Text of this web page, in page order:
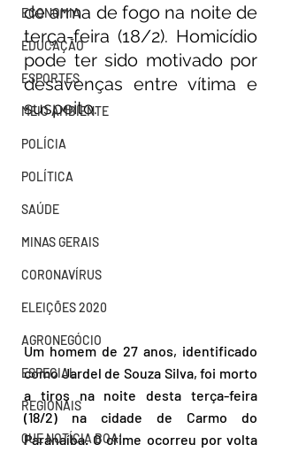
ECONOMIA
EDUCAÇÃO
ESPORTES
MEIO AMBIENTE
POLÍCIA
POLÍTICA
SAÚDE
MINAS GERAIS
CORONAVÍRUS
ELEIÇÕES 2020
AGRONEGÓCIO
ESPECIAL
REGIONAIS
QUE NOTÍCIA BOA!
de arma de fogo na noite de
terça-feira (18/2). Homicídio
pode ter sido motivado por
desavenças entre vítima e
suspeito.
Um homem de 27 anos, identificado
como Jardel de Souza Silva, foi morto
a tiros na noite desta terça-feira
(18/2) na cidade de Carmo do
Paranaíba. O crime ocorreu por volta